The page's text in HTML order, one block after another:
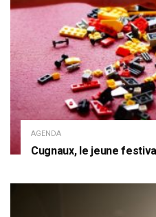
AGENDA
Cugnaux, le jeune